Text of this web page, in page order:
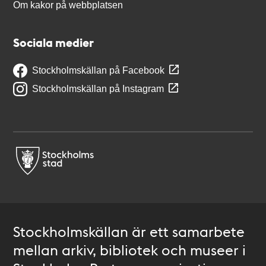
Om kakor på webbplatsen
Sociala medier
Stockholmskällan på Facebook
Stockholmskällan på Instagram
Stockholmskällan är ett samarbete
mellan arkiv, bibliotek och museer i